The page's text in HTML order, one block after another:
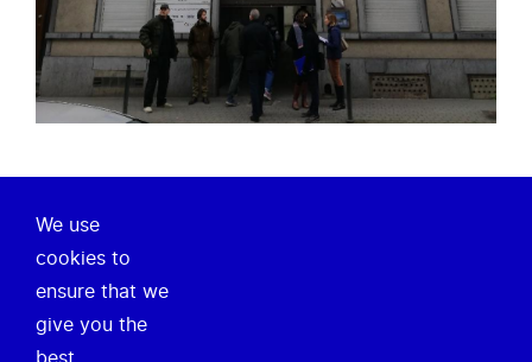
Over ons
Onze missie
Nieuws
We use
cookies to
ensure that we
give you the
best